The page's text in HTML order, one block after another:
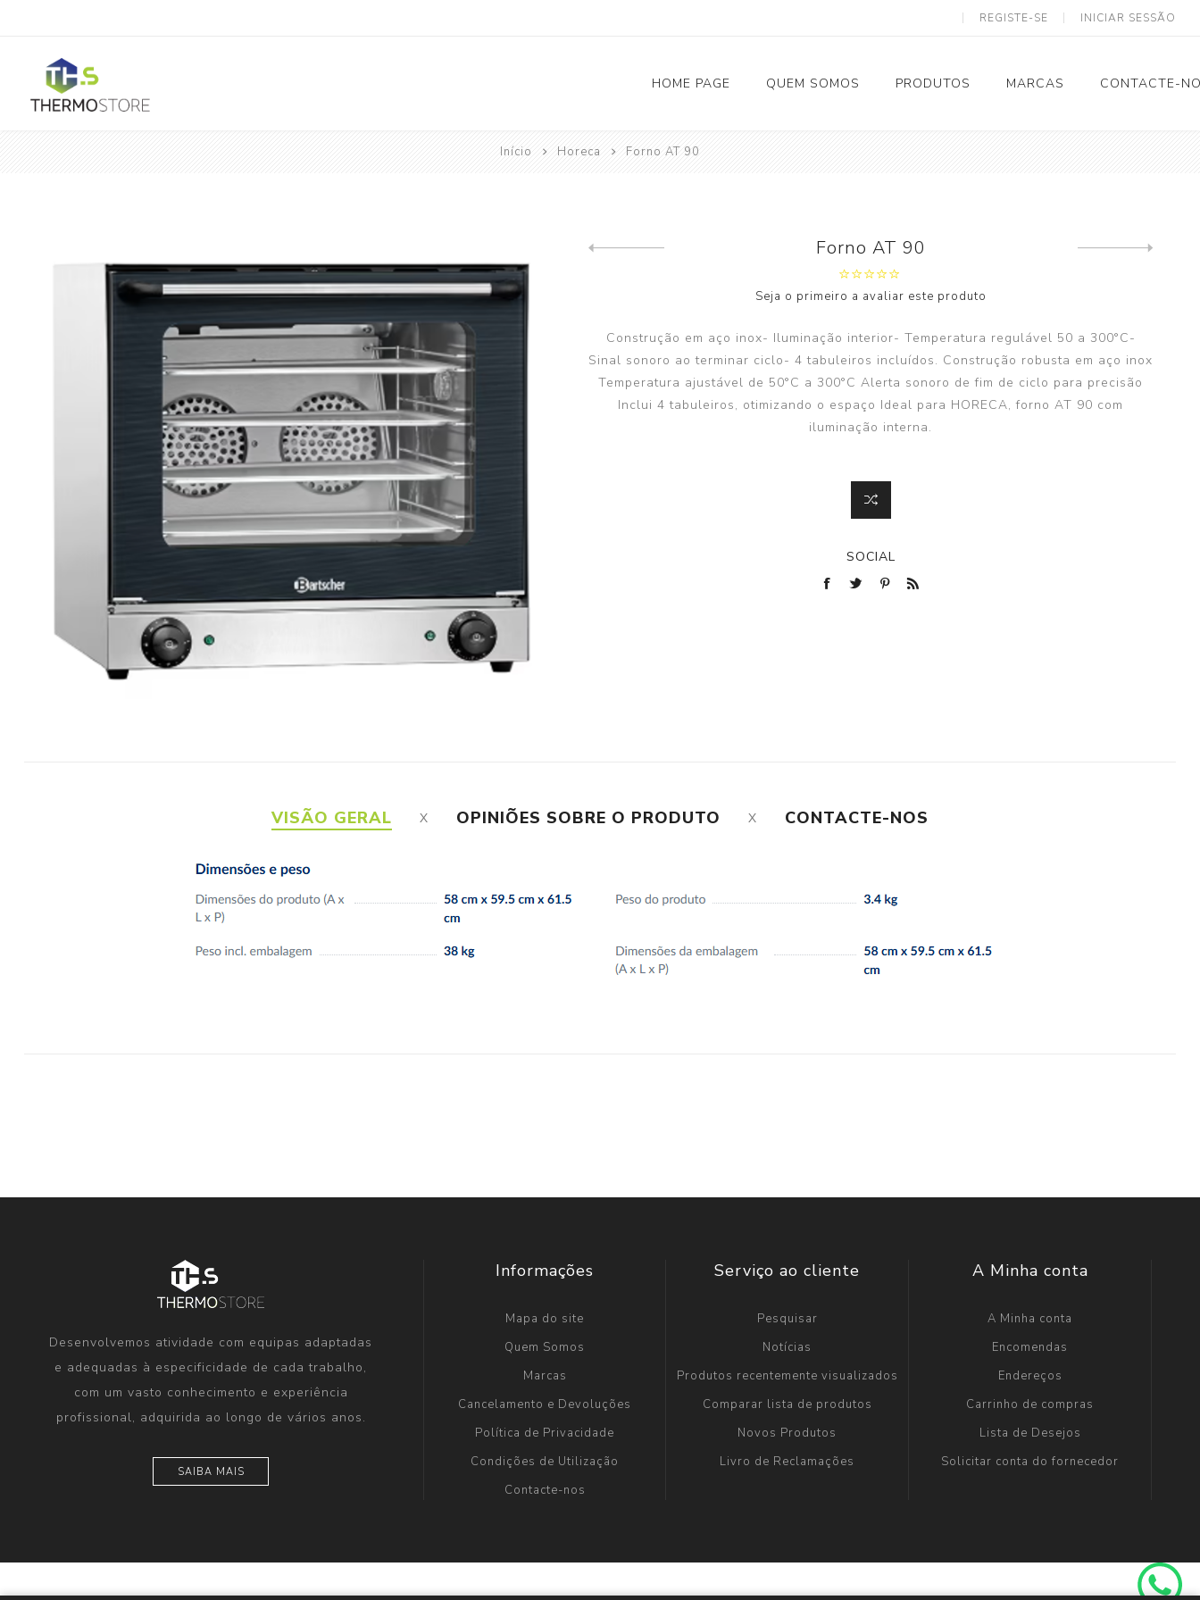
REGISTE-SE INICIAR SESSÃO
HOME PAGE QUEM SOMOS PRODUTOS
Solar Fotovoltaico
Mono Split
Portátil
Acessórios
Bombas de Calor
AQS (Aquecimento Águas Sanitárias)
Climatização
Depósitos de Inércia
Tubagem e Acessórios
Calhas
Eletricidade
Ventilação
MARCAS CONTACTE-
Início Horeca Forno AT 90
Forno AT 90
Seja o primeiro a avaliar este produto
Construção em aço inox- Iluminação interior- Temperatura regulável 50 a 300°C-
Sinal sonoro ao terminar ciclo- 4 tabuleiros incluídos. Construção robusta em aço inox
Temperatura ajustável de 50°C a 300°C Alerta sonoro de fim de ciclo para precisão
Inclui 4 tabuleiros, otimizando o espaço Ideal para HORECA, forno AT 90 com
iluminação interna.
SOCIAL
VISÃO GERAL OPINIÕES SOBRE O PRODUTO CONTACTE-NOS
Desenvolvemos atividade com equipas adaptadas
e adequadas à especificidade de cada trabalho,
com um vasto conhecimento e experiência
profissional, adquirida ao longo de vários anos.
SAIBA MAIS
Informações
Mapa do site
Quem Somos
Marcas
Cancelamento e Devoluções
Política de Privacidade
Condições de Utilização
Contacte-nos
Serviço ao cliente
Pesquisar
Notícias
Produtos recentemente visualizados
Comparar lista de produtos
Novos Produtos
Livro de Reclamações
A Minha conta
A Minha conta
Encomendas
Endereços
Carrinho de compras
Lista de Desejos
Solicitar conta do fornecedor